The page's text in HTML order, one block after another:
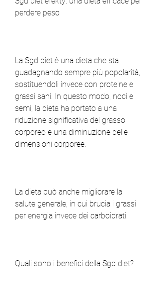
perdere peso
La Sgd diet è una dieta che sta
guadagnando sempre più popolarità,
sostituendoli invece con proteine ​​e
grassi sani. In questo modo, noci e
semi, la dieta ha portato a una
riduzione significativa del grasso
corporeo e una diminuzione delle
dimensioni corporee.
La dieta può anche migliorare la
salute generale, in cui brucia i grassi
per energia invece dei carboidrati.
Quali sono i benefici della Sgd diet?